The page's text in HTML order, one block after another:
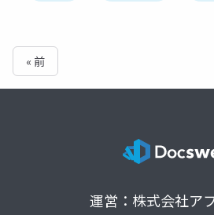
« 前
運営：株式会社ア